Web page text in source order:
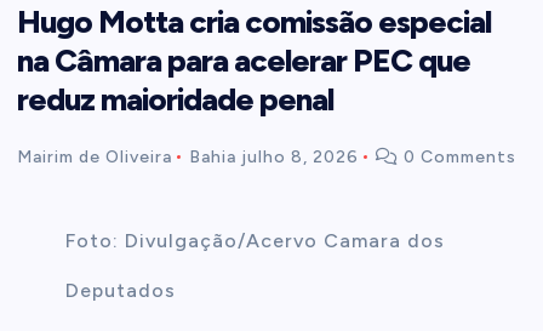
Hugo Motta cria comissão especial
na Câmara para acelerar PEC que
reduz maioridade penal
Mairim de Oliveira Bahia julho 8, 2026 0 Comments
Foto: Divulgação/Acervo Camara dos
Deputados